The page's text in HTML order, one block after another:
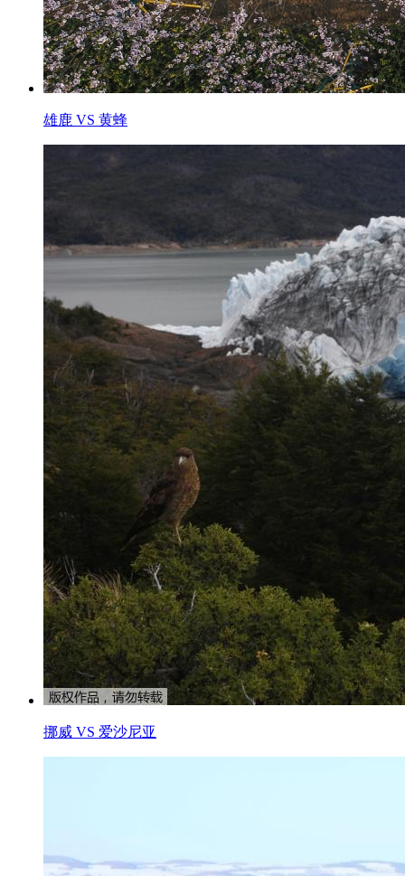
雄鹿 VS 黄蜂
挪威 VS 爱沙尼亚